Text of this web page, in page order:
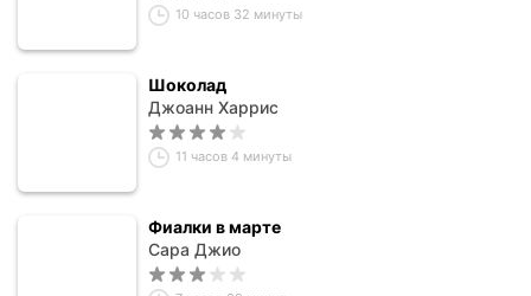
10 часов 32 минуты
Шоколад
Джоанн Харрис
11 часов 4 минуты
Фиалки в марте
Сара Джио